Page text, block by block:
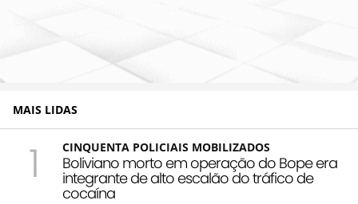
MAIS LIDAS
1 CINQUENTA POLICIAIS MOBILIZADOS
Boliviano morto em operação do Bope era
integrante de alto escalão do tráfico de
cocaína